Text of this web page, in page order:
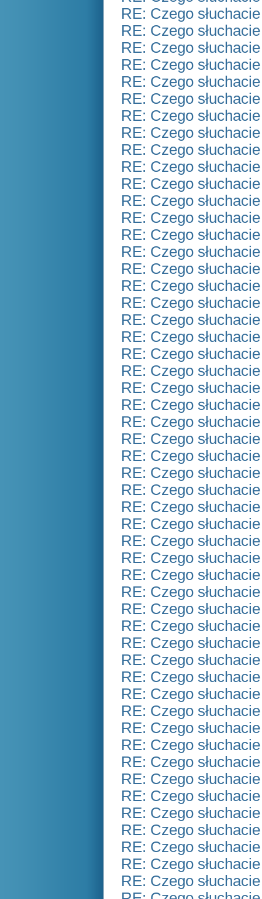
RE: Czego
RE: Czego
RE: Czego
RE: Czego
RE: Czego
RE: Czego
RE: Czego
RE: Czego
RE: Czego
RE: Czego
RE: Czego
RE: Czego
RE: Czego
RE: Czego
RE: Czego
RE: Czego
RE: Czego
RE: Czego
RE: Czego
RE: Czego
RE: Czego
RE: Czego
RE: Czego
RE: Czego
RE: Czego
RE: Czego
RE: Czego
RE: Czego
RE: Czego
RE: Czego
RE: Czego
RE: Czego
RE: Czego
RE: Czego
RE: Czego
RE: Czego
RE: Czego
RE: Czego
RE: Czego
RE: Czego
RE: Czego
RE: Czego
RE: Czego
RE: Czego
RE: Czego
RE: Czego
RE: Czego
RE: Czego
RE: Czego
RE: Czego
RE: Czego
RE: Czego